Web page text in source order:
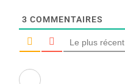
3 COMMENTAIRES
Le plus récent